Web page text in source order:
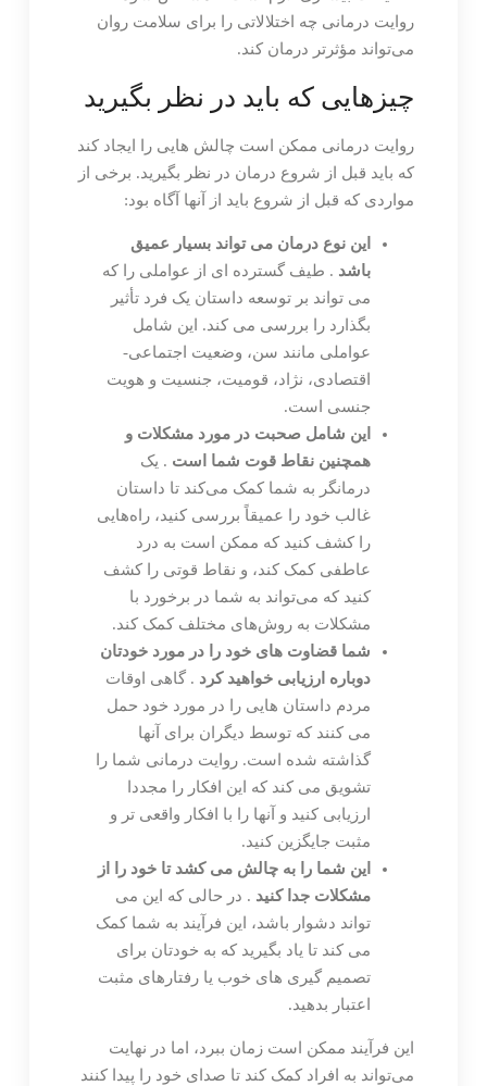
روایت درمانی چه اختلالاتی را برای سلامت روان
می‌تواند مؤثرتر درمان کند.
چیزهایی که باید در نظر بگیرید
روایت درمانی ممکن است چالش هایی را ایجاد کند
که باید قبل از شروع درمان در نظر بگیرید. برخی از
مواردی که قبل از شروع باید از آنها آگاه بود:
این نوع درمان می تواند بسیار عمیق
باشد . طیف گسترده ای از عواملی را که
می تواند بر توسعه داستان یک فرد تأثیر
بگذارد را بررسی می کند. این شامل
عواملی مانند سن، وضعیت اجتماعی-
اقتصادی، نژاد، قومیت، جنسیت و هویت
جنسی است.
این شامل صحبت در مورد مشکلات و
همچنین نقاط قوت شما است . یک
درمانگر به شما کمک می‌کند تا داستان
غالب خود را عمیقاً بررسی کنید، راه‌هایی
را کشف کنید که ممکن است به درد
عاطفی کمک کند، و نقاط قوتی را کشف
کنید که می‌تواند به شما در برخورد با
مشکلات به روش‌های مختلف کمک کند.
شما قضاوت های خود را در مورد خودتان
دوباره ارزیابی خواهید کرد . گاهی اوقات
مردم داستان هایی را در مورد خود حمل
می کنند که توسط دیگران برای آنها
گذاشته شده است. روایت درمانی شما را
تشویق می کند که این افکار را مجددا
ارزیابی کنید و آنها را با افکار واقعی تر و
مثبت جایگزین کنید.
این شما را به چالش می کشد تا خود را از
مشکلات جدا کنید . در حالی که این می
تواند دشوار باشد، این فرآیند به شما کمک
می کند تا یاد بگیرید که به خودتان برای
تصمیم گیری های خوب یا رفتارهای مثبت
اعتبار بدهید.
این فرآیند ممکن است زمان ببرد، اما در نهایت
می‌تواند به افراد کمک کند تا صدای خود را پیدا کنند